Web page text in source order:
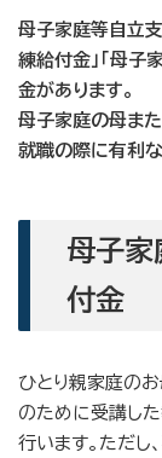
母子家庭等自立
練給付金」「母
金があります。
母子家庭の母ま
就職の際に有利
母子家
付金
ひとり親家庭の
のために受講し
行います。ただし